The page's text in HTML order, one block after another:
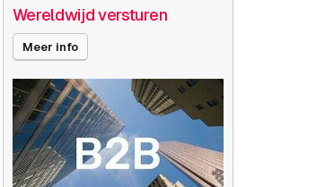
Wereldwijd versturen
Meer info